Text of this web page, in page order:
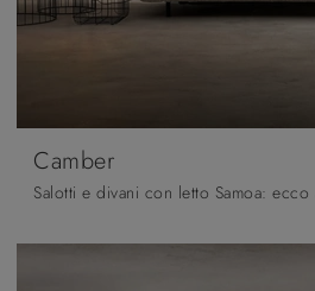
Camber